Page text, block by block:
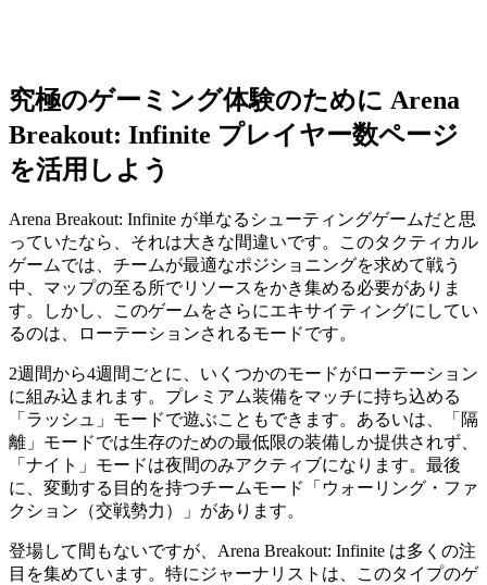
究極のゲーミング体験のために Arena
Breakout: Infinite プレイヤー数ページ
を活用しよう
Arena Breakout: Infinite が単なるシューティングゲームだと思
っていたなら、それは大きな間違いです。このタクティカル
ゲームでは、チームが最適なポジショニングを求めて戦う
中、マップの至る所でリソースをかき集める必要がありま
す。しかし、このゲームをさらにエキサイティングにしてい
るのは、ローテーションされるモードです。
2週間から4週間ごとに、いくつかのモードがローテーション
に組み込まれます。プレミアム装備をマッチに持ち込める
「ラッシュ」モードで遊ぶこともできます。あるいは、「隔
離」モードでは生存のための最低限の装備しか提供されず、
「ナイト」モードは夜間のみアクティブになります。最後
に、変動する目的を持つチームモード「ウォーリング・ファ
クション（交戦勢力）」があります。
登場して間もないですが、Arena Breakout: Infinite は多くの注
目を集めています。特にジャーナリストは、このタイプのゲ